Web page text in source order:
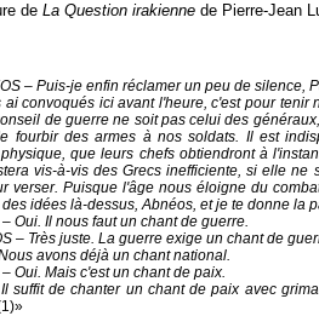
de La Question irakienne de Pierre-Jean
– Puis-je enfin réclamer un peu de silence,
ai convoqués ici avant l'heure, c'est pour
de guerre ne soit pas celui des
fourbir des armes à nos soldats. Il est
que leurs chefs obtiendront à
vis-à-vis des Grecs inefficiente, si elle
verser. Puisque l'âge nous éloigne du
idées là-dessus, Abnéos, et je te donne la
Oui. Il nous faut un chant de guerre.
– Très juste. La guerre exige un chant de
avons déjà un chant national.
Oui. Mais c'est un chant de paix.
suffit de chanter un chant de paix avec